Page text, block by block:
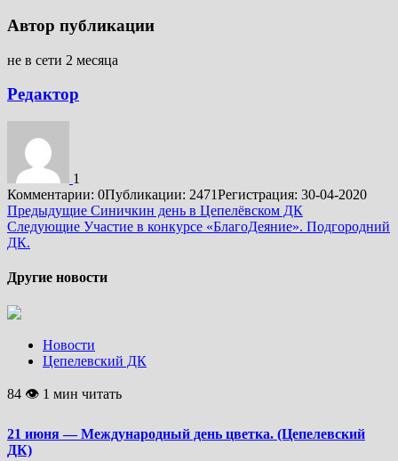
Автор публикации
не в сети 2 месяца
Редактор
1
Комментарии: 0Публикации: 2471Регистрация: 30-04-2020
Подробнее
Предыдущие Синичкин день в Цепелёвском ДК
Следующие Участие в конкурсе «БлагоДеяние». Подгородний
ДК.
Другие новости
Новости
Цепелевский ДК
84 👁 1 мин читать
21 июня — Международный день цветка. (Цепелевский
ДК)